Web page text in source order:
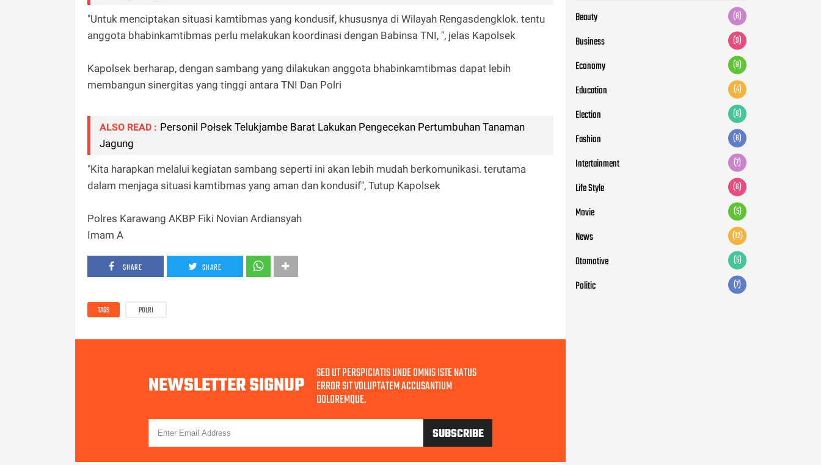
"Untuk menciptakan situasi kamtibmas yang kondusif, khususnya di Wilayah Rengasdengklok. tentu
anggota bhabinkamtibmas perlu melakukan koordinasi dengan Babinsa TNI, ", jelas Kapolsek
Kapolsek berharap, dengan sambang yang dilakukan anggota bhabinkamtibmas dapat lebih
membangun sinergitas yang tinggi antara TNI Dan Polri
ALSO READ : Personil Połsek Telukjambe Barat Lakukan Pengecekan Pertumbuhan Tanaman
Jagung
"Kita harapkan melalui kegiatan sambang seperti ini akan lebih mudah berkomunikasi. terutama
dalam menjaga situasi kamtibmas yang aman dan kondusif", Tutup Kapolsek
Polres Karawang AKBP Fiki Novian Ardiansyah
Imam A
SHARE SHARE
TAGS POLRI
NEWSLETTER SIGNUP SED UT PERSPICIATIS UNDE OMNIS ISTE NATUS
ERROR SIT VOLUPTATEM ACCUSANTIUM
DOLOREMQUE.
Beauty (8)
Business (9)
Economy (9)
Education (4)
Election (6)
Fashion (8)
Intertainment (7)
Life Style (6)
Movie (5)
News (12)
Otomotive (5)
Politic (7)